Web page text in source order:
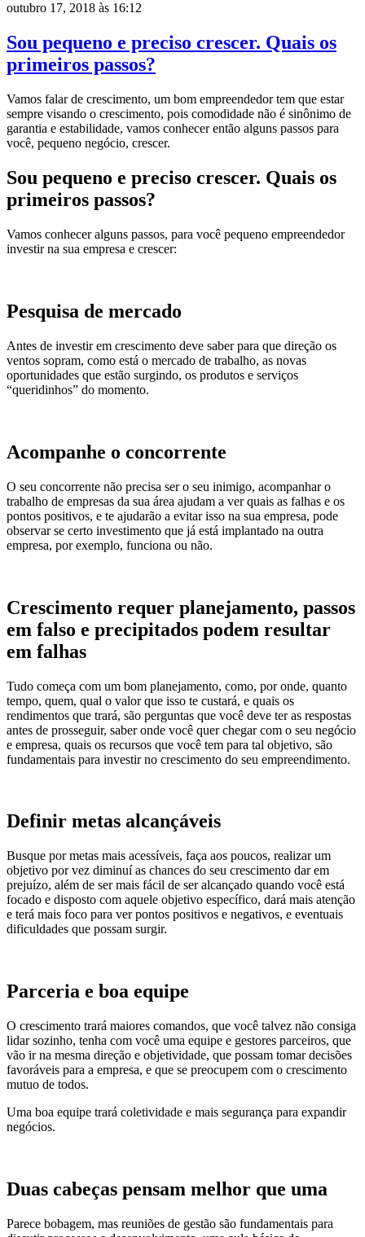
outubro 17, 2018 às 16:12
Sou pequeno e preciso crescer. Quais os
primeiros passos?
Vamos falar de crescimento, um bom empreendedor tem que estar
sempre visando o crescimento, pois comodidade não é sinônimo de
garantia e estabilidade, vamos conhecer então alguns passos para
você, pequeno negócio, crescer.
Sou pequeno e preciso crescer. Quais os
primeiros passos?
Vamos conhecer alguns passos, para você pequeno empreendedor
investir na sua empresa e crescer:
Pesquisa de mercado
Antes de investir em crescimento deve saber para que direção os
ventos sopram, como está o mercado de trabalho, as novas
oportunidades que estão surgindo, os produtos e serviços
“queridinhos” do momento.
Acompanhe o concorrente
O seu concorrente não precisa ser o seu inimigo, acompanhar o
trabalho de empresas da sua área ajudam a ver quais as falhas e os
pontos positivos, e te ajudarão a evitar isso na sua empresa, pode
observar se certo investimento que já está implantado na outra
empresa, por exemplo, funciona ou não.
Crescimento requer planejamento, passos
em falso e precipitados podem resultar
em falhas
Tudo começa com um bom planejamento, como, por onde, quanto
tempo, quem, qual o valor que isso te custará, e quais os
rendimentos que trará, são perguntas que você deve ter as respostas
antes de prosseguir, saber onde você quer chegar com o seu negócio
e empresa, quais os recursos que você tem para tal objetivo, são
fundamentais para investir no crescimento do seu empreendimento.
Definir metas alcançáveis
Busque por metas mais acessíveis, faça aos poucos, realizar um
objetivo por vez diminuí as chances do seu crescimento dar em
prejuízo, além de ser mais fácil de ser alcançado quando você está
focado e disposto com aquele objetivo específico, dará mais atenção
e terá mais foco para ver pontos positivos e negativos, e eventuais
dificuldades que possam surgir.
Parceria e boa equipe
O crescimento trará maiores comandos, que você talvez não consiga
lidar sozinho, tenha com você uma equipe e gestores parceiros, que
vão ir na mesma direção e objetividade, que possam tomar decisões
favoráveis para a empresa, e que se preocupem com o crescimento
mutuo de todos.
Uma boa equipe trará coletividade e mais segurança para expandir
negócios.
Duas cabeças pensam melhor que uma
Parece bobagem, mas reuniões de gestão são fundamentais para